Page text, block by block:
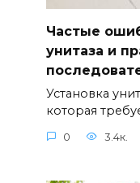
Частые
унитаза и
Установка
которая
0 3.4к.